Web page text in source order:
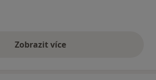
Zobrazit vícevýše uvedené názory